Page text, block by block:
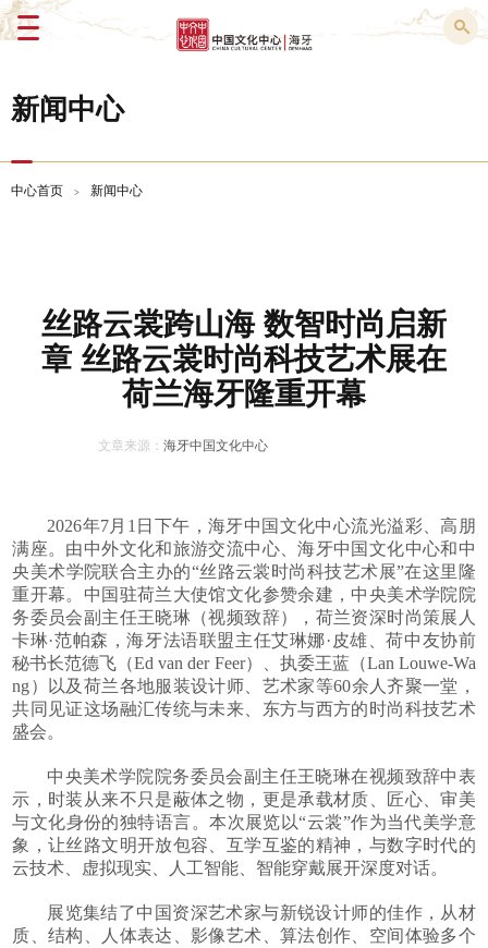
Menu
新闻中心
中心首页 > 新闻中心
丝路云裳跨山海 数智时尚启新
章 丝路云裳时尚科技艺术展在
荷兰海牙隆重开幕
文章来源： 海牙中国文化中心
2026年7月 1 日下午，海牙中国文化中心流光溢彩、高朋
满座。由中外文化和旅游交流中心、海牙中国文化中心和中
央美术学院联合主办的“丝路云裳时尚科技艺术展”在这里隆
重开幕。中国驻荷兰大使馆文化参赞余建，中央美术学院院
务委员会副主任王晓琳（视频致辞），荷兰资深时尚策展人
卡琳·范帕森，海牙法语联盟主任艾琳娜· 皮雄、荷中友协前
秘书长范德飞（Ed van der Feer）、执委王蓝（Lan Louwe-Wa
ng）以及荷兰各地服装设计师、艺术家等60余人齐聚一堂，
共同见证这场融汇传统与未来、东方与西方的时尚科技艺术
盛会。
中央美术学院院务委员会副主任王晓琳在视频致辞中表
示，时装从来不只是蔽体之物，更是承载材质、匠心、审美
与文化身份的独特语言。本次展览以“云裳”作为当代美学意
象，让丝路文明开放包容、互学互鉴的精神，与数字时代的
云技术、虚拟现实、人工智能、智能穿戴展开深度对话。
展览集结了中国资深艺术家与新锐设计师的佳作，从材
质、结构、人体表达、影像艺术、算法创作、空间体验多个